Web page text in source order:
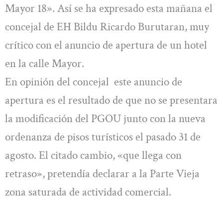
Mayor 18». Así se ha expresado esta mañana el
concejal de EH Bildu Ricardo Burutaran, muy
crítico con el anuncio de apertura de un hotel
en la calle Mayor.
En opinión del concejal este anuncio de
apertura es el resultado de que no se presentara
la modificación del PGOU junto con la nueva
ordenanza de pisos turísticos el pasado 31 de
agosto. El citado cambio, «que llega con
retraso», pretendía declarar a la Parte Vieja
zona saturada de actividad comercial.